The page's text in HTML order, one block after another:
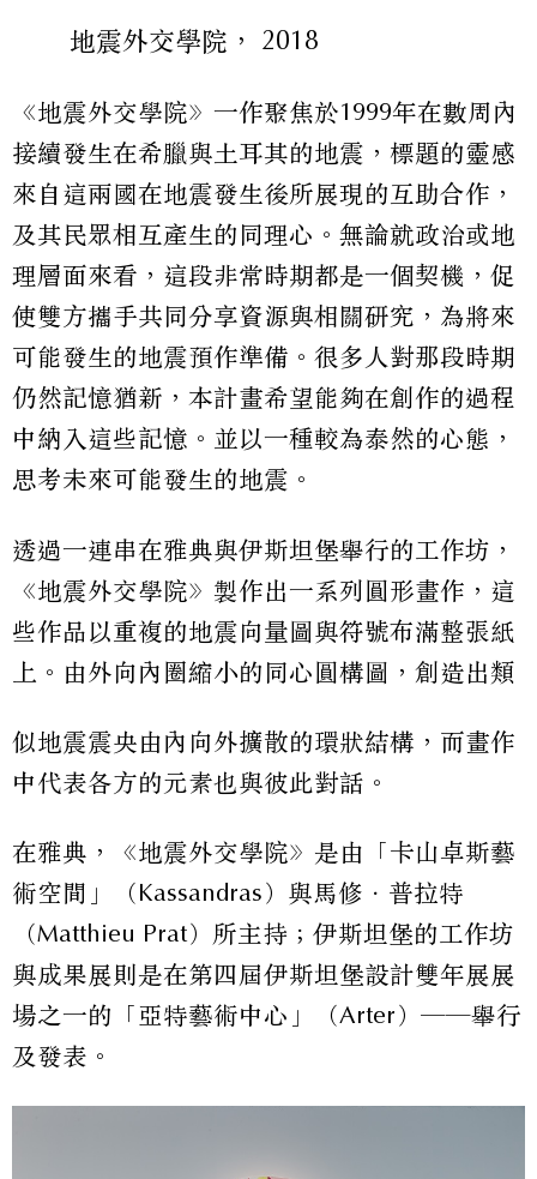
地震外交學院， 2018
《地震外交學院》一作聚焦於1999年在數周內
接續發生在希臘與土耳其的地震，標題的靈感
來自這兩國在地震發生後所展現的互助合作，
及其民眾相互產生的同理心。無論就政治或地
理層面來看，這段非常時期都是一個契機，促
使雙方攜手共同分享資源與相關研究，為將來
可能發生的地震預作準備。很多人對那段時期
仍然記憶猶新，本計畫希望能夠在創作的過程
中納入這些記憶。並以一種較為泰然的心態，
思考未來可能發生的地震。
透過一連串在雅典與伊斯坦堡舉行的工作坊，
《地震外交學院》製作出一系列圓形畫作，這
些作品以重複的地震向量圖與符號布滿整張紙
上。由外向內圈縮小的同心圓構圖，創造出類
似地震震央由內向外擴散的環狀結構，而畫作
中代表各方的元素也與彼此對話。
在雅典，《地震外交學院》是由「卡山卓斯藝
術空間」（Kassandras）與馬修．普拉特
（Matthieu Prat）所主持；伊斯坦堡的工作坊
與成果展則是在第四屆伊斯坦堡設計雙年展展
場之一的「亞特藝術中心」（Arter）──舉行
及發表。